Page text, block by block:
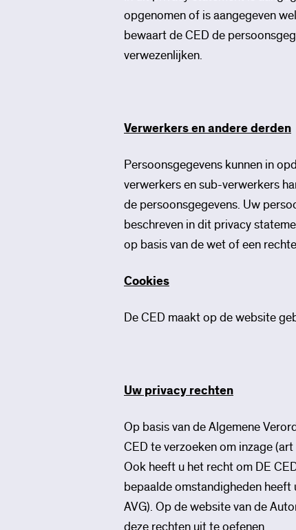
opgenomen of is aangegeven
bewaart de CED de
verwezenlijken.
Verwerkers en andere derden
Persoonsgegevens kunnen in
verwerkers en sub-verwerkers
de persoonsgegevens. Uw
beschreven in dit privacy
op basis van de wet of een
Cookies
De CED maakt op de website
Uw privacy rechten
Op basis van de Algemene
CED te verzoeken om inzage
Ook heeft u het recht om DE
bepaalde omstandigheden heeft
AVG). Op de website van de